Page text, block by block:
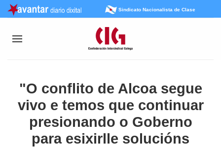
Sindicato Nacionalista de Clase
"O conflito de Alcoa segue
vivo e temos que continuar
presionando o Goberno
para esixirlle solucións